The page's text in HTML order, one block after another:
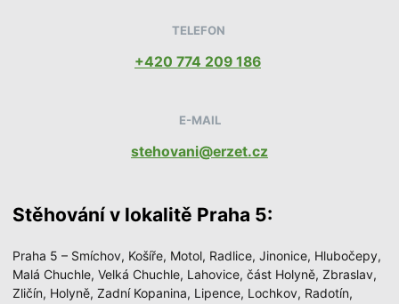
TELEFON
+420 774 209 186
E-MAIL
stehovani@erzet.cz
Stěhování v lokalitě Praha 5:
Praha 5 – Smíchov, Košíře, Motol, Radlice, Jinonice, Hlubočepy,
Malá Chuchle, Velká Chuchle, Lahovice, část Holyně, Zbraslav,
Zličín, Holyně, Zadní Kopanina, Lipence, Lochkov, Radotín,